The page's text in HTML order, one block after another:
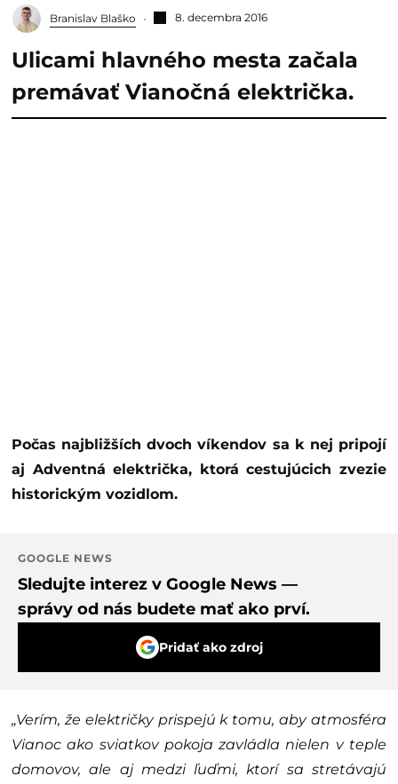
Branislav Blaško 8. decembra 2016
Ulicami hlavného mesta začala
premávať Vianočná električka.
Počas najbližších dvoch víkendov sa k nej pripojí
aj Adventná električka, ktorá cestujúcich zvezie
historickým vozidlom.
GOOGLE NEWS
Sledujte interez v Google News —
správy od nás budete mať ako prví.
Pridať ako zdroj
„Verím, že električky prispejú k tomu, aby atmosféra
Vianoc ako sviatkov pokoja zavládla nielen v teple
domovov, ale aj medzi ľuďmi, ktorí sa stretávajú